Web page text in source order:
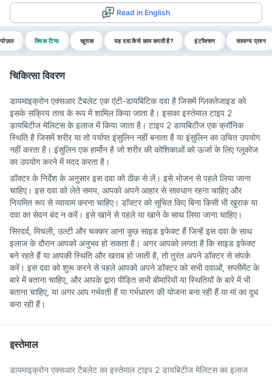
Read in English
क्विक टिप्स खुराक यह दवा कैसे काम करती है? इंटरैक्शन सामान्य प्रश्न
चिकित्सा विवरण
डायमाइक्रोन एक्सआर टैबलेट एक एंटी-डायबिटिक दवा है जिसमें ग्लिक्लेजाइड को
इसके सक्रिय तत्व के रूप में शामिल किया जाता है। इसका इस्तेमाल टाइप 2
डायबिटीज मेलिटस के इलाज में किया जाता है। टाइप 2 डायबिटीज एक क्रॉनिक
स्थिति है जिसमें शरीर या तो पर्याप्त इंसुलिन नहीं बनाता है या इंसुलिन का उचित उपयोग
नहीं करता है। इंसुलिन एक हार्मोन है जो शरीर की कोशिकाओं को ऊर्जा के लिए ग्लूकोज
का उपयोग करने में मदद करता है।
डॉक्टर के निर्देश के अनुसार इस दवा को ठीक से लें। इसे भोजन से पहले लिया जाना
चाहिए। इस दवा को लेते समय, आपको अपने आहार से सावधान रहना चाहिए और
नियमित रूप से व्यायाम करना चाहिए। डॉक्टर को सूचित किए बिना किसी भी खुराक या
दवा का सेवन बंद न करें। इसे खाने से पहले या खाने के साथ लिया जाना चाहिए।
सिरदर्द, मिचली, उल्टी और चक्कर आना कुछ साइड इफेक्ट हैं जिन्हें इस दवा के साथ
इलाज के दौरान आपको अनुभव हो सकता है। अगर आपको लगता है कि साइड इफेक्ट
बने रहते हैं या आपकी स्थिति और खराब हो जाती है, तो तुरंत अपने डॉक्टर से संपर्क
करें। इस दवा को शुरू करने से पहले आपको अपने डॉक्टर को सभी दवाओं, सप्लीमेंट के
बारे में बताना चाहिए, और आपके द्वारा पीड़ित सभी बीमारियों या स्थितियों के बारे में भी
बताना चाहिए, या अगर आप गर्भवती हैं या गर्भधारण की योजना बना रही हैं या मां का दूध
करा रही हैं।
इस्तेमाल
डायमाइक्रोन एक्सआर टैबलेट का इस्तेमाल टाइप 2 डायबिटीज मेलिटस का इलाज